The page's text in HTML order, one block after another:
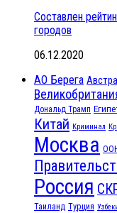
Составлен
городов
06.12.2020
АО Берега
Дональд Трамп
Китай Криминал
Москва
Россия
Таиланд Турция